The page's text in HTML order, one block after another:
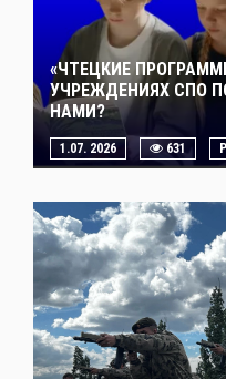
«ЧТЕЦКИЕ
УЧРЕЖДЕНИЯХ СПО
НАМИ?
1.07. 2026 631